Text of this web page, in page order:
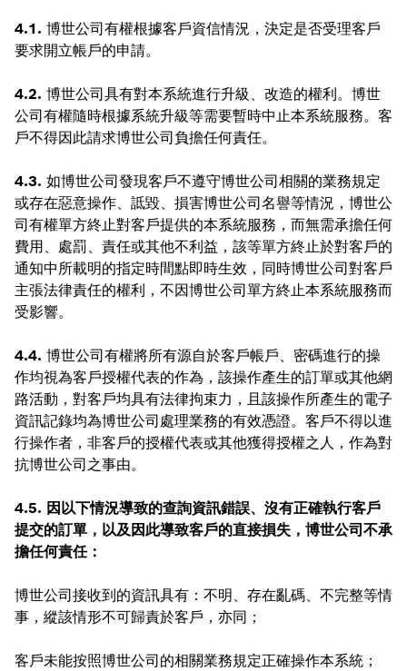
4.1. 博世公司有權根據客戶資信情況，決定是否受理客戶
要求開立帳戶的申請。
4.2. 博世公司具有對本系統進行升級、改造的權利。博世
公司有權隨時根據系統升級等需要暫時中止本系統服務。客
戶不得因此請求博世公司負擔任何責任。
4.3. 如博世公司發現客戶不遵守博世公司相關的業務規定
或存在惡意操作、詆毀、損害博世公司名譽等情況，博世公
司有權單方終止對客戶提供的本系統服務，而無需承擔任何
費用、處罰、責任或其他不利益，該等單方終止於對客戶的
通知中所載明的指定時間點即時生效，同時博世公司對客戶
主張法律責任的權利，不因博世公司單方終止本系統服務而
受影響。
4.4. 博世公司有權將所有源自於客戶帳戶、密碼進行的操
作均視為客戶授權代表的作為，該操作產生的訂單或其他網
路活動，對客戶均具有法律拘束力，且該操作所產生的電子
資訊記錄均為博世公司處理業務的有效憑證。客戶不得以進
行操作者，非客戶的授權代表或其他獲得授權之人，作為對
抗博世公司之事由。
4.5. 因以下情況導致的查詢資訊錯誤、沒有正確執行客戶
提交的訂單，以及因此導致客戶的直接損失，博世公司不承
擔任何責任：
博世公司接收到的資訊具有：不明、存在亂碼、不完整等情
事，縱該情形不可歸責於客戶，亦同；
客戶未能按照博世公司的相關業務規定正確操作本系統；